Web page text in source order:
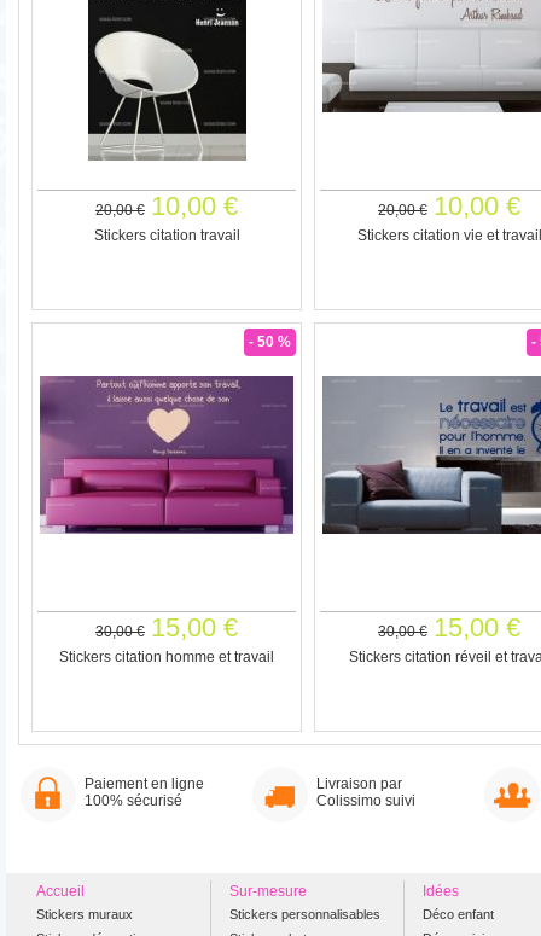
20,00 € 10,00 €
Stickers citation travail
20,00 € 10,00 €
Stickers citation vie et travail
- 50 %
30,00 € 15,00 €
Stickers citation homme et travail
-
30,00 € 15,00 €
Stickers citation réveil et
Paiement en ligne
100% sécurisé
Livraison par
Colissimo suivi
Accueil
Stickers muraux
Sur-mesure
Stickers personnalisables
Idées
Déco enfant